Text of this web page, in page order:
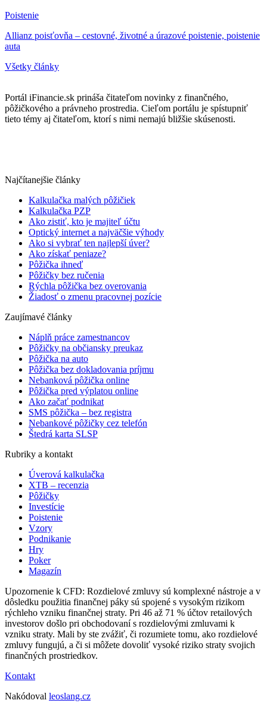
Poistenie
Allianz poisťovňa – cestovné, životné a úrazové poistenie, poistenie
auta
Všetky články
Portál iFinancie.sk prináša čitateľom novinky z finančného,
pôžičkového a právneho prostredia. Cieľom portálu je spístupniť
tieto témy aj čitateľom, ktorí s nimi nemajú bližšie skúsenosti.
Najčítanejšie články
Kalkulačka malých pôžičiek
Kalkulačka PZP
Ako zistiť, kto je majiteľ účtu
Optický internet a najväčšie výhody
Ako si vybrať ten najlepší úver?
Ako získať peniaze?
Pôžička ihneď
Pôžičky bez ručenia
Rýchla pôžička bez overovania
Žiadosť o zmenu pracovnej pozície
Zaujímavé články
Náplň práce zamestnancov
Pôžičky na občiansky preukaz
Pôžička na auto
Pôžička bez dokladovania príjmu
Nebanková pôžička online
Pôžička pred výplatou online
Ako začať podnikat
SMS pôžička – bez registra
Nebankové pôžičky cez telefón
Štedrá karta SLSP
Rubriky a kontakt
Úverová kalkulačka
XTB – recenzia
Pôžičky
Investície
Poistenie
Vzory
Podnikanie
Hry
Poker
Magazín
Upozornenie k CFD: Rozdielové zmluvy sú komplexné nástroje a v
dôsledku použitia finančnej páky sú spojené s vysokým rizikom
rýchleho vzniku finančnej straty. Pri 46 až 71 % účtov retailových
investorov došlo pri obchodovaní s rozdielovými zmluvami k
vzniku straty. Mali by ste zvážiť, či rozumiete tomu, ako rozdielové
zmluvy fungujú, a či si môžete dovoliť vysoké riziko straty svojich
finančných prostriedkov.
Kontakt
Nakódoval leoslang.cz